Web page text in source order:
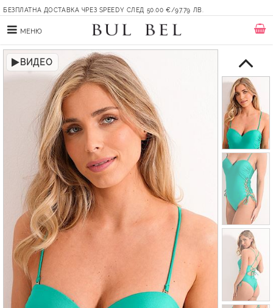
БЕЗПЛАТНА ДОСТАВКА ЧРЕЗ SPEEDY СЛЕД 50.00 €/97.79 ЛВ.
МЕНЮ
ВИДЕО